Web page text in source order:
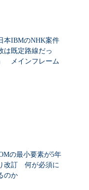
本IBMのNHK案件
は既定路線だっ
メインフレーム
の最小要素が5年
改訂 何が必須に
のか